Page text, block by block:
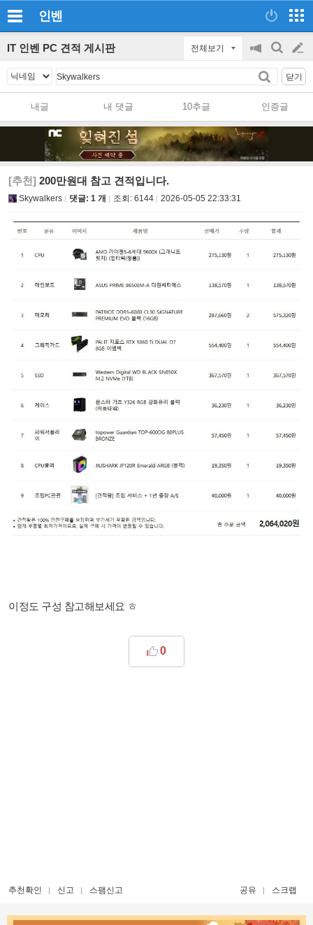
인벤
IT 인벤 PC 견적 게시판 전체보기
공
지
on/off
검
글
쓰
닫기
내글 내 댓글 10추글 인증글
[추천] 200만원대 참고 견적입니다.
Skywalkers 댓글: 1 개 조회: 6144 2026-05-05 22:33:31
이정도 구성 참고해보세요 ㅎ
0
추천확인 신고 스팸신고 공유 스크랩